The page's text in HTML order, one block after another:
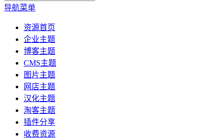
导航菜单
资源首页
企业主题
博客主题
CMS主题
图片主题
网店主题
汉化主题
淘客主题
插件分享
收费资源